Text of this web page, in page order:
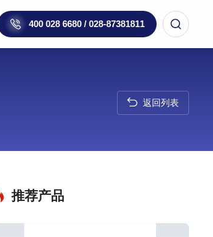
400 028 6680 / 028-87381811
返回列表
推荐产品